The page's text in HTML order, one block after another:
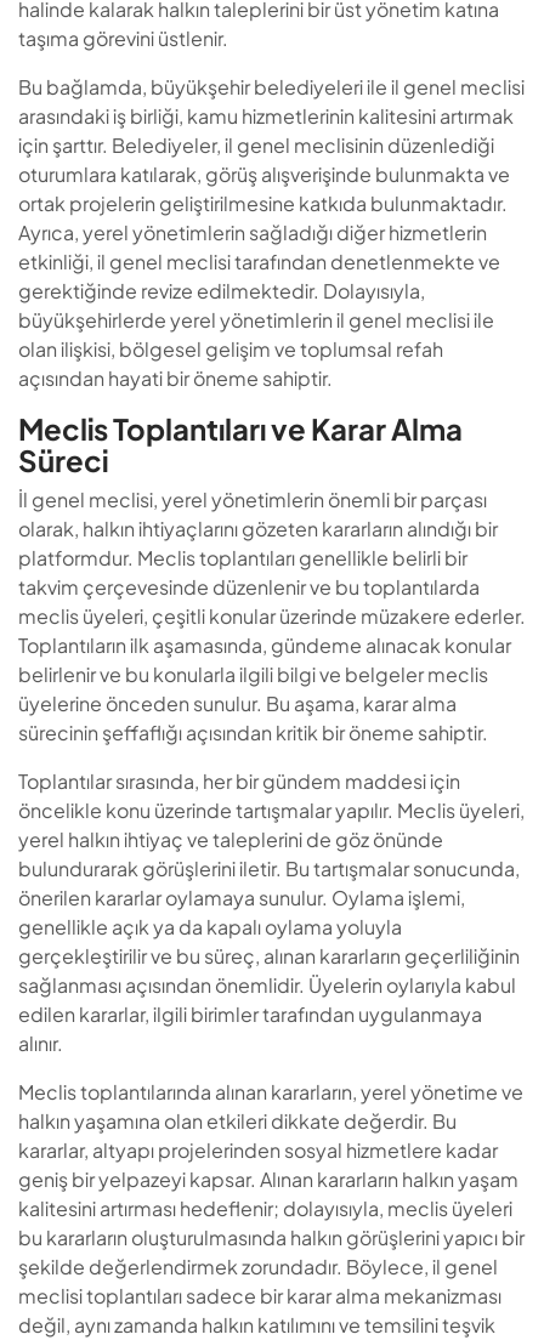
halinde kalarak halkın taleplerini bir üst yönetim katına
taşıma görevini üstlenir.
Bu bağlamda, büyükşehir belediyeleri ile il genel meclisi
arasındaki iş birliği, kamu hizmetlerinin kalitesini artırmak
için şarttır. Belediyeler, il genel meclisinin düzenlediği
oturumlara katılarak, görüş alışverişinde bulunmakta ve
ortak projelerin geliştirilmesine katkıda bulunmaktadır.
Ayrıca, yerel yönetimlerin sağladığı diğer hizmetlerin
etkinliği, il genel meclisi tarafından denetlenmekte ve
gerektiğinde revize edilmektedir. Dolayısıyla,
büyükşehirlerde yerel yönetimlerin il genel meclisi ile
olan ilişkisi, bölgesel gelişim ve toplumsal refah
açısından hayati bir öneme sahiptir.
Meclis Toplantıları ve Karar Alma
Süreci
İl genel meclisi, yerel yönetimlerin önemli bir parçası
olarak, halkın ihtiyaçlarını gözeten kararların alındığı bir
platformdur. Meclis toplantıları genellikle belirli bir
takvim çerçevesinde düzenlenir ve bu toplantılarda
meclis üyeleri, çeşitli konular üzerinde müzakere ederler.
Toplantıların ilk aşamasında, gündeme alınacak konular
belirlenir ve bu konularla ilgili bilgi ve belgeler meclis
üyelerine önceden sunulur. Bu aşama, karar alma
sürecinin şeffaflığı açısından kritik bir öneme sahiptir.
Toplantılar sırasında, her bir gündem maddesi için
öncelikle konu üzerinde tartışmalar yapılır. Meclis üyeleri,
yerel halkın ihtiyaç ve taleplerini de göz önünde
bulundurarak görüşlerini iletir. Bu tartışmalar sonucunda,
önerilen kararlar oylamaya sunulur. Oylama işlemi,
genellikle açık ya da kapalı oylama yoluyla
gerçekleştirilir ve bu süreç, alınan kararların geçerliliğinin
sağlanması açısından önemlidir. Üyelerin oylarıyla kabul
edilen kararlar, ilgili birimler tarafından uygulanmaya
alınır.
Meclis toplantılarında alınan kararların, yerel yönetime ve
halkın yaşamına olan etkileri dikkate değerdir. Bu
kararlar, altyapı projelerinden sosyal hizmetlere kadar
geniş bir yelpazeyi kapsar. Alınan kararların halkın yaşam
kalitesini artırması hedeflenir; dolayısıyla, meclis üyeleri
bu kararların oluşturulmasında halkın görüşlerini yapıcı bir
şekilde değerlendirmek zorundadır. Böylece, il genel
meclisi toplantıları sadece bir karar alma mekanizması
değil, aynı zamanda halkın katılımını ve temsilini teşvik